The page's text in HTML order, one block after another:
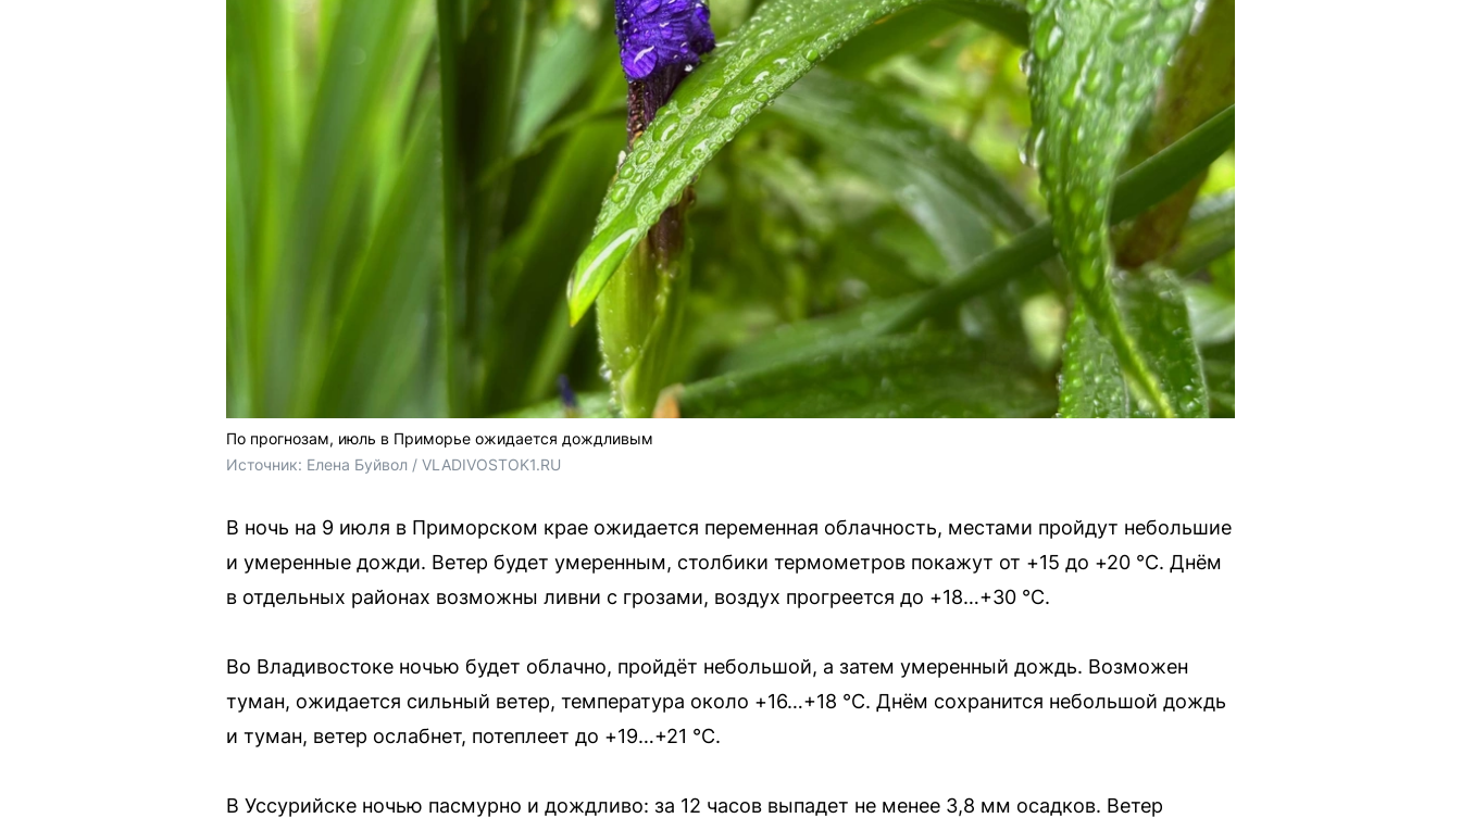
По прогнозам, июль в Приморье ожидается дождливым
Источник: Елена Буйвол / VLADIVOSTOK1.RU
В ночь на 9 июля в Приморском крае ожидается переменная облачность, местами пройдут небольшие
и умеренные дожди. Ветер будет умеренным, столбики термометров покажут от +15 до +20 °C. Днём
в отдельных районах возможны ливни с грозами, воздух прогреется до +18…+30 °C.
Во Владивостоке ночью будет облачно, пройдёт небольшой, а затем умеренный дождь. Возможен
туман, ожидается сильный ветер, температура около +16…+18 °C. Днём сохранится небольшой дождь
и туман, ветер ослабнет, потеплеет до +19…+21 °C.
В Уссурийске ночью пасмурно и дождливо: за 12 часов выпадет не менее 3,8 мм осадков. Ветер